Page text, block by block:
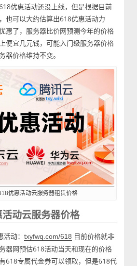
优惠活动还没上线，但是根据目前
也可以大约估算出618优惠活动力
惠了，服务器比价网预测今年的价格
便宜几元钱，可能入门级服务器价格
器价格维持不变。
优惠活动云服务器租赁价格
动云服务器价格
活动：txyfwq.com/618 目前价格就非
器网预估618活动当天和现在的价格
618专属代金券可以领取，但是618代